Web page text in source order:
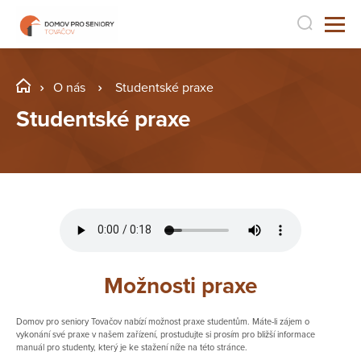
O nás Studentské praxe
Studentské praxe
Možnosti praxe
Domov pro seniory Tovačov nabízí možnost praxe studentům. Máte-li zájem o
vykonání své praxe v našem zařízení, prostudujte si prosím pro bližší informace
manuál pro studenty, který je ke stažení níže na této stránce.